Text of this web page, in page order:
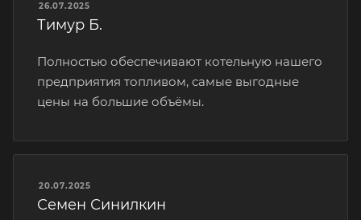
26.07.2025
Тимур Б.
Полностью обеспечивают котельную нашего
предприятия топливом, самые выгодные
цены на большие объёмы.
20.07.2025
Семен Синилкин